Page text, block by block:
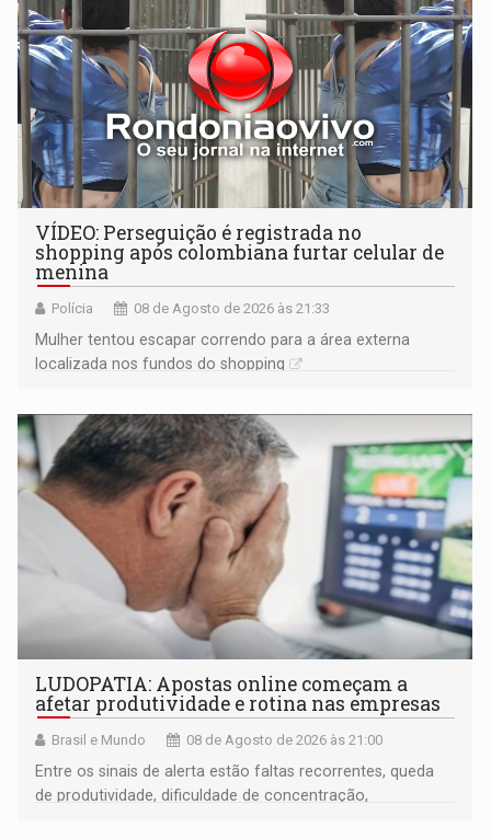
VÍDEO: Perseguição é registrada no
shopping após colombiana furtar celular de
menina
Polícia 08 de Agosto de 2026 às 21:33
Mulher tentou escapar correndo para a área externa
localizada nos fundos do shopping
LUDOPATIA: Apostas online começam a
afetar produtividade e rotina nas empresas
Brasil e Mundo 08 de Agosto de 2026 às 21:00
Entre os sinais de alerta estão faltas recorrentes, queda
de produtividade, dificuldade de concentração,